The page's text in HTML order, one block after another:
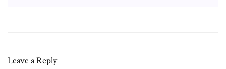
Leave a Reply